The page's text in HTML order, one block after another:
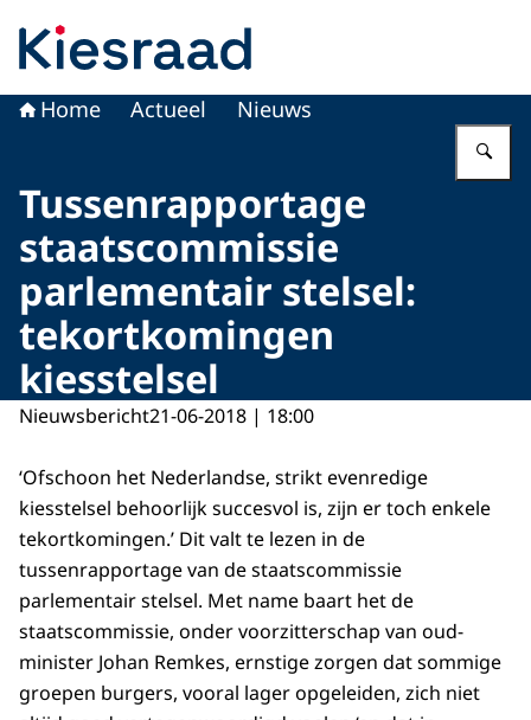
Home Actueel Nieuws
Tussenrapportage
staatscommissie
parlementair stelsel:
tekortkomingen
kiesstelsel
Nieuwsbericht21-06-2018 | 18:00
‘Ofschoon het Nederlandse, strikt evenredige
kiesstelsel behoorlijk succesvol is, zijn er toch enkele
tekortkomingen.’ Dit valt te lezen in de
tussenrapportage van de staatscommissie
parlementair stelsel. Met name baart het de
staatscommissie, onder voorzitterschap van oud-
minister Johan Remkes, ernstige zorgen dat sommige
groepen burgers, vooral lager opgeleiden, zich niet